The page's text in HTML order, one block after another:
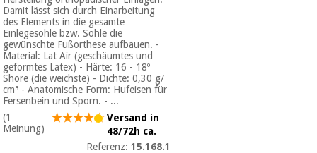
Aerobic,
fitness
und
pilates
Sport
und
spiele
Fisaude
Tech
Academy
schränke
Essentielles
schutzmaterial
für
coronaviren
Aerobic,
Damit lässt sich durch Einarbeitung
des Elements in die gesamte
Einlegesohle bzw. Sohle die
gewünschte Fußorthese aufbauen. -
Material: Lat Air (geschäumtes und
geformtes Latex) - Härte: 16 - 18º
Shore (die weichste) - Dichte: 0,30 g/
cm³ - Anatomische Form: Hufeisen für
Fersenbein und Sporn. - ...
(1
Meinung)
Versand in
48/72h ca.
Referenz:15.168.1